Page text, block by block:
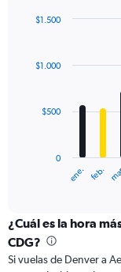
values.
to
with
12
The
categories.
Range:
12
categories.
ene. feb.
0
$500
$1.000
$1.500
¿Cuál es la hora
CDG?
Si vuelas de Denver a